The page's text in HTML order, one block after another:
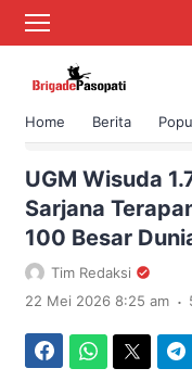
Home Berita
›
UGM Wisuda
Sarjana
100 Besar
Tim Redaksi
22 Mei 2026 8:25 am .